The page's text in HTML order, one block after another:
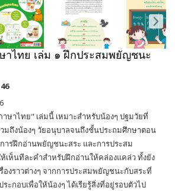
าไทย เล่ม ๑ ฝึกประสมพยัญชนะ
าษาไทย" เล่มนี้ เหมาะสำหรับน้องๆ ปฐมวัยที่
มถึงน้องๆ วัยอนุบาลจนถึงชั้นประถมศึกษาตอน
ารฝึกอ่านพยัญชนะสระ และการประสม
เห็นทีละคำสำหรับฝึกอ่านให้คล่องแคล่ว ทั้งยัง
องราวต่างๆ จากการประสมพยัญชนะกับสระที่
ะกอบเพื่อให้น้องๆ ได้เรียรู้สิ่งที่อยู่รอบตัวไป